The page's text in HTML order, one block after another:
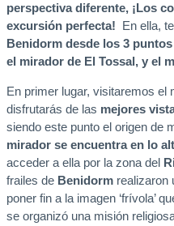
perspectiva diferente, ¡Los
excursión perfecta! En ella,
Benidorm desde los 3
el mirador de El Tossal, y el
En primer lugar, visitaremos el
disfrutarás de las mejores
siendo este punto el origen de
mirador se encuentra en lo
acceder a ella por la zona del
frailes de Benidorm realizaron
poner fin a la imagen ‘frívola’
se organizó una misión